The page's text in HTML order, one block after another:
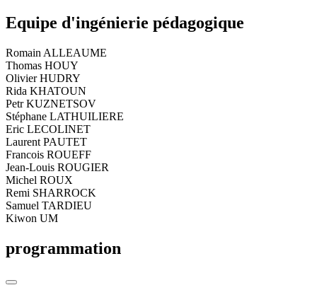
Equipe d'ingénierie pédagogique
Romain ALLEAUME
Thomas HOUY
Olivier HUDRY
Rida KHATOUN
Petr KUZNETSOV
Stéphane LATHUILIERE
Eric LECOLINET
Laurent PAUTET
Francois ROUEFF
Jean-Louis ROUGIER
Michel ROUX
Remi SHARROCK
Samuel TARDIEU
Kiwon UM
programmation